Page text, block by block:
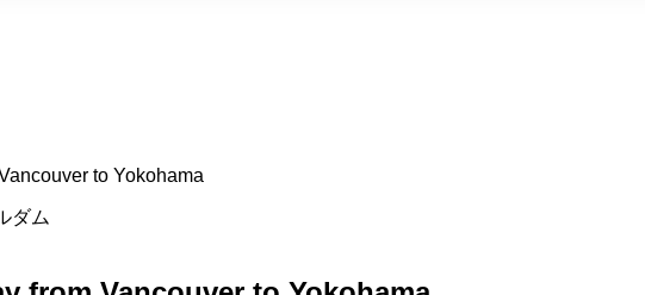
to Yokohama
ダム